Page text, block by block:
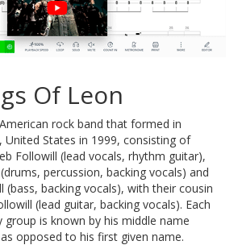
Of Leon
rock band that formed in
United States in 1999, consisting of
Followill (lead vocals, rhythm guitar),
percussion, backing vocals) and
(bass, backing vocals), with their cousin
(lead guitar, backing vocals). Each
is known by his middle name
opposed to his first given name.